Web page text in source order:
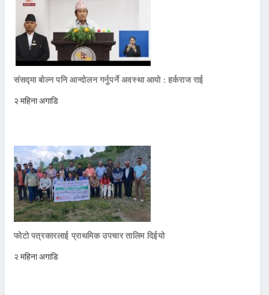
संसद्मा बोल्न पनि आन्दोलन गर्नुपर्ने अवस्था आयो : हर्कराज राई
२ महिना अगाडि
फोटो पत्रकारलाई प्राथमिक उपचार तालिम दिईयो
२ महिना अगाडि